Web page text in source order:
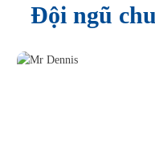
Đội ngũ